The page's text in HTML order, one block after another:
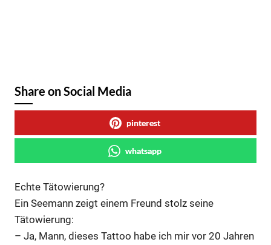
Share on Social Media
pinterest
whatsapp
Echte Tätowierung?
Ein Seemann zeigt einem Freund stolz seine
Tätowierung:
– Ja, Mann, dieses Tattoo habe ich mir vor 20 Jahren